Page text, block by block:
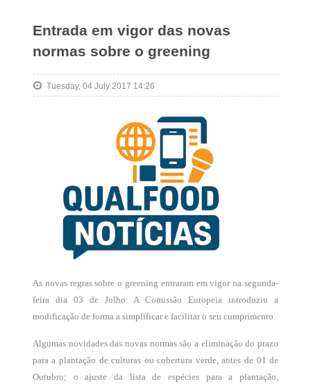
Entrada em vigor das novas
normas sobre o greening
Tuesday, 04 July 2017 14:26
As novas regras sobre o greening entraram em vigor na segunda-
feira dia 03 de Julho. A Comissão Europeia introduziu a
modificação de forma a simplificar e facilitar o seu cumprimento.
Algumas novidades das novas normas são a eliminação do prazo
para a plantação de culturas ou cobertura verde, antes de 01 de
Outubro; o ajuste da lista de espécies para a plantação,